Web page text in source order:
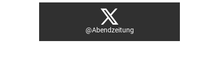
@Abendzeitung